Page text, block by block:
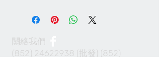
關絡我們
(852) 24622938 (批發) (852)